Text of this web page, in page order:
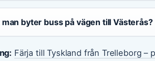
byter buss på vägen till Västerås?
Färja till Tyskland från Trelleborg –